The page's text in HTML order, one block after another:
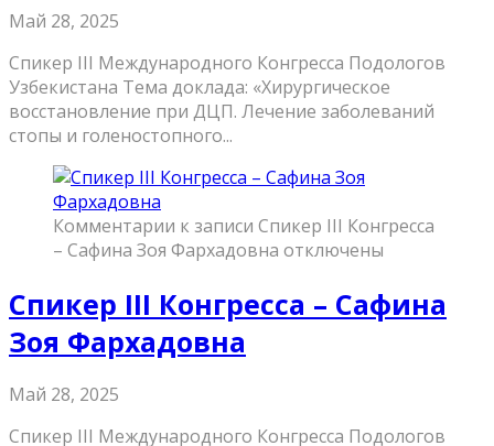
Май 28, 2025
Спикер III Международного Конгресса Подологов
Узбекистана Тема доклада: «Хирургическое
восстановление при ДЦП. Лечение заболеваний
стопы и голеностопного...
Комментарии к записи Спикер III Конгресса
– Сафина Зоя Фархадовна отключены
Спикер III Конгресса – Сафина
Зоя Фархадовна
Май 28, 2025
Спикер III Международного Конгресса Подологов